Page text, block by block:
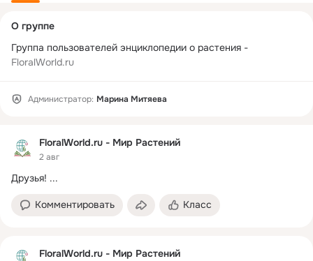
FloralWorld.ru - Мир Растений
2 авг
Друзья! ...
Комментировать Класс
FloralWorld.ru - Мир Растений
колонка
О группе
FloralWorld.ru
Администратор: Марина Митяева